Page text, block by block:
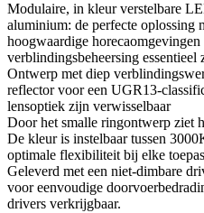
Modulaire, in kleur verstelbare
aluminium: de perfecte oplossing
hoogwaardige
verblindingsbeheersing essentieel
Ontwerp met diep
reflector voor een UGR13-
lensoptiek zijn verwisselbaar
Door het smalle ringontwerp ziet
De kleur is instelbaar tussen
optimale flexibiliteit bij elke
Geleverd met een niet-dimbare
voor eenvoudige
drivers verkrijgbaar.